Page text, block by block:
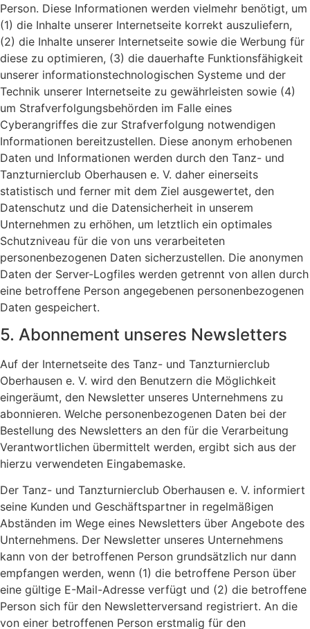
Person. Diese Informationen werden vielmehr benötigt, um
(1) die Inhalte unserer Internetseite korrekt auszuliefern,
(2) die Inhalte unserer Internetseite sowie die Werbung für
diese zu optimieren, (3) die dauerhafte Funktionsfähigkeit
unserer informationstechnologischen Systeme und der
Technik unserer Internetseite zu gewährleisten sowie (4)
um Strafverfolgungsbehörden im Falle eines
Cyberangriffes die zur Strafverfolgung notwendigen
Informationen bereitzustellen. Diese anonym erhobenen
Daten und Informationen werden durch den Tanz- und
Tanzturnierclub Oberhausen e. V. daher einerseits
statistisch und ferner mit dem Ziel ausgewertet, den
Datenschutz und die Datensicherheit in unserem
Unternehmen zu erhöhen, um letztlich ein optimales
Schutzniveau für die von uns verarbeiteten
personenbezogenen Daten sicherzustellen. Die anonymen
Daten der Server-Logfiles werden getrennt von allen durch
eine betroffene Person angegebenen personenbezogenen
Daten gespeichert.
5. Abonnement unseres Newsletters
Auf der Internetseite des Tanz- und Tanzturnierclub
Oberhausen e. V. wird den Benutzern die Möglichkeit
eingeräumt, den Newsletter unseres Unternehmens zu
abonnieren. Welche personenbezogenen Daten bei der
Bestellung des Newsletters an den für die Verarbeitung
Verantwortlichen übermittelt werden, ergibt sich aus der
hierzu verwendeten Eingabemaske.
Der Tanz- und Tanzturnierclub Oberhausen e. V. informiert
seine Kunden und Geschäftspartner in regelmäßigen
Abständen im Wege eines Newsletters über Angebote des
Unternehmens. Der Newsletter unseres Unternehmens
kann von der betroffenen Person grundsätzlich nur dann
empfangen werden, wenn (1) die betroffene Person über
eine gültige E-Mail-Adresse verfügt und (2) die betroffene
Person sich für den Newsletterversand registriert. An die
von einer betroffenen Person erstmalig für den